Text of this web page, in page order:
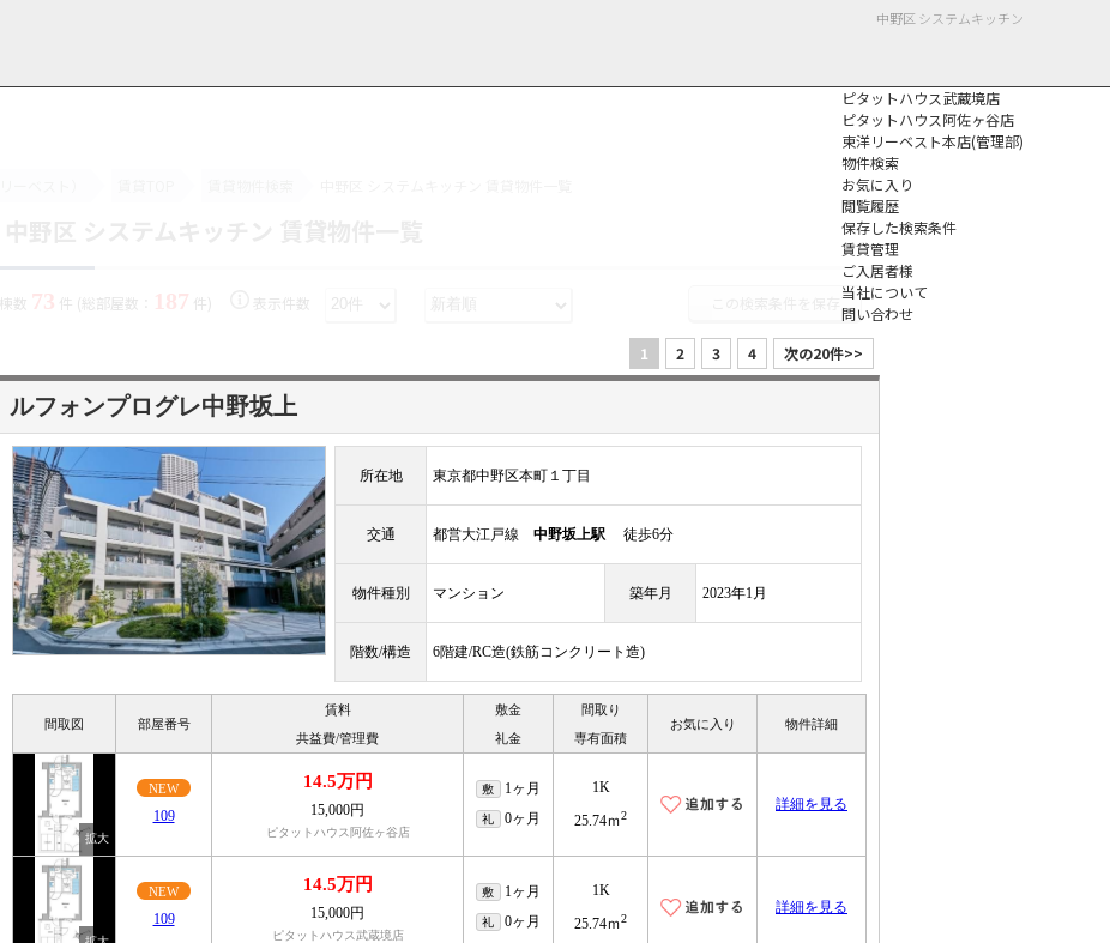
中野区 システムキッチン
ピタットハウス武蔵境店
ピタットハウス阿佐ヶ谷店
東洋リーベスト本店(管理部)
物件検索
お気に入り
閲覧履歴
保存した検索条件
賃貸管理
ご入居者様
当社について
問い合わせ
棟数 73 件 (総部屋数： 187 件) 表示件数
1 2 3 4 次の20件>>
ルフォンプログレ中野坂上
所在地 東京都中野区本町１丁目
交通 都営大江戸線 中野坂上駅 徒歩6分
物件種別 マンション 築年月 2023年1月
階数/構造 6階建/RC造(鉄筋コンクリート造)
間取図 部屋番号
賃料
共益費/管理費
敷金
礼金
間取り
専有面積
お気に入り 物件詳細
NEW
109
14.5万円
15,000円
ピタットハウス阿佐ヶ谷店
敷 1ヶ月
礼 0ヶ月
1K
25.74ｍ2
詳細を見る
NEW
109
14.5万円
15,000円
ピタットハウス武蔵境店
敷 1ヶ月
礼 0ヶ月
1K
25.74ｍ2
詳細を見る